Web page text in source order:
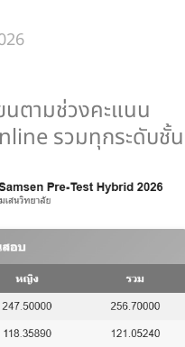
ตามช่วงคะแนน
รวมทุกระดับชั้น